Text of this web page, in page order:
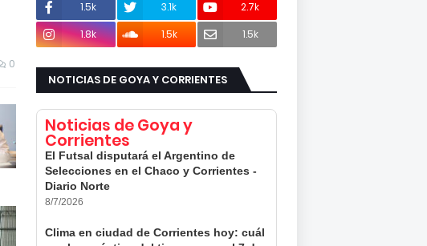
0
1.5k 3.1k
2.7k
1.8k
1.5k 1.5k
NOTICIAS DE GOYA Y CORRIENTES
Noticias de Goya y
Corrientes
El Futsal disputará el Argentino de
Selecciones en el Chaco y Corrientes -
Diario Norte
8/7/2026
Clima en ciudad de Corrientes hoy: cuál